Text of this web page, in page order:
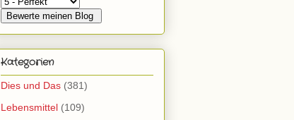
Kategorien
Dies und Das (381)
Lebensmittel (109)